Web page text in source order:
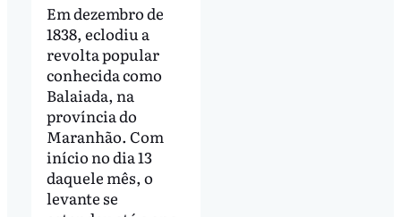
Em dezembro de
1838, eclodiu a
revolta popular
conhecida como
Balaiada, na
província do
Maranhão. Com
início no dia 13
daquele mês, o
levante se